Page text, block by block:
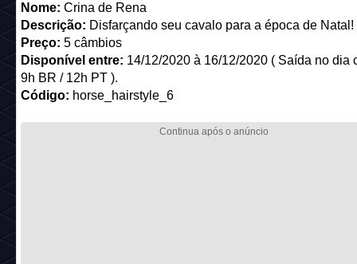
Nome: Crina de Rena
Descrição: Disfarçando seu cavalo para a época de Natal!
Preço: 5 câmbios
Disponível entre: 14/12/2020 à 16/12/2020 ( Saída no dia
9h BR / 12h PT ).
Código: horse_hairstyle_6